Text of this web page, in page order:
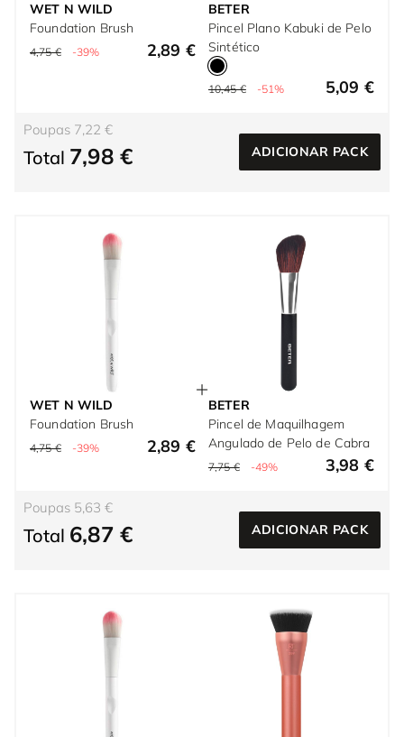
WET N WILD
Foundation Brush
4,75 € -39% 2,89 €
BETER
Pincel Plano Kabuki de Pelo
Sintético
10,45 € -51% 5,09 €
Poupas 7,22 €
Total 7,98 € ADICIONAR PACK
WET N WILD
Foundation Brush
4,75 € -39% 2,89 €
BETER
Pincel de Maquilhagem
Angulado de Pelo de Cabra
7,75 € -49% 3,98 €
Poupas 5,63 €
Total 6,87 € ADICIONAR PACK